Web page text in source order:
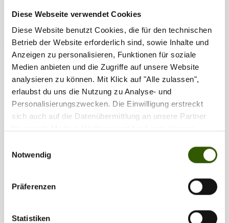
Diese Webseite verwendet Cookies
Diese Website benutzt Cookies, die für den technischen
Betrieb der Website erforderlich sind, sowie Inhalte und
Anzeigen zu personalisieren, Funktionen für soziale
Medien anbieten und die Zugriffe auf unsere Website
analysieren zu können. Mit Klick auf "Alle zulassen",
erlaubst du uns die Nutzung zu Analyse- und
Personalisierungszwecken. Die Einwilligung erstreckt
sich auch auf die Datenübermittlung an unsere Partner
weiteren Daten zusammen, die Sie ihnen bereitgestellt
haben oder die sie im Rahmen Ihrer Nutzung der Dienste
Notwendig
Präferenzen
Statistiken
Interessant für dich
172